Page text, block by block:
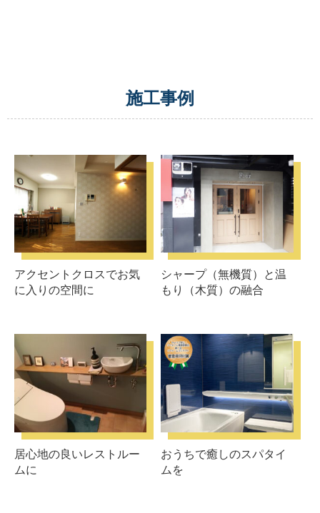
施工事例
アクセントクロスでお気
に入りの空間に
シャープ（無機質）と温
もり（木質）の融合
居心地の良いレストルー
ムに
おうちで癒しのスパタイ
ムを